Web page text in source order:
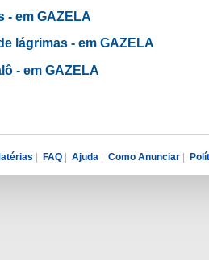
- em GAZELA
lágrimas - em GAZELA
- em GAZELA
| FAQ | Ajuda | Como Anunciar |